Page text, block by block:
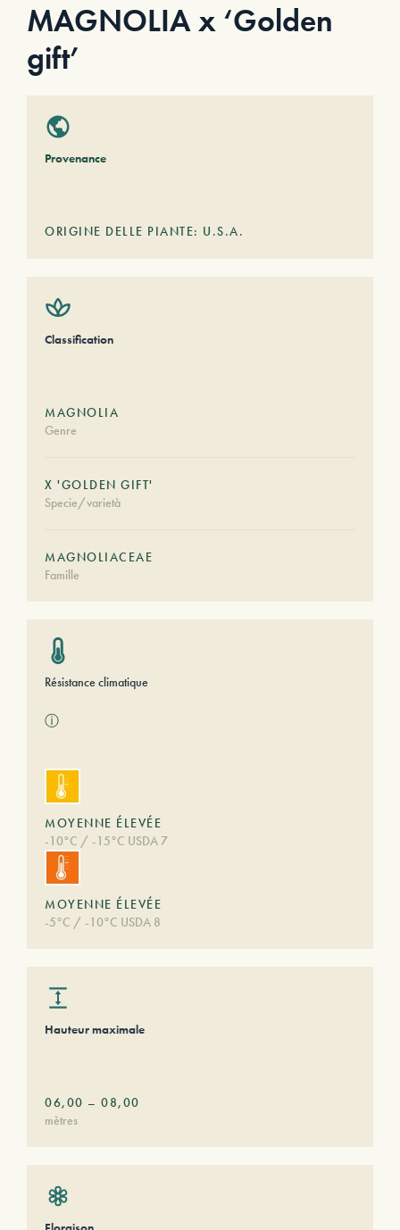
MAGNOLIA x ‘Golden
gift’
Provenance
ORIGINE DELLE PIANTE: U.S.A.
Classification
MAGNOLIA
Genre
X 'GOLDEN GIFT'
Specie/varietà
MAGNOLIACEAE
Famille
Résistance climatique
ⓘ
MOYENNE ÉLEVÉE
-10°C / -15°C USDA 7
MOYENNE ÉLEVÉE
-5°C / -10°C USDA 8
Hauteur maximale
06,00 – 08,00
mètres